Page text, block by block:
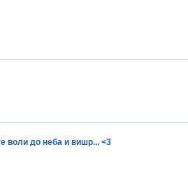
воли до неба и вишр... <3